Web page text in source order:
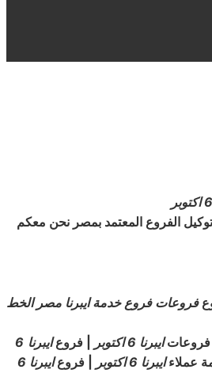
6 اكتوبر
الفروع المعتمد بمصر نحن معكم
فروعات فروع خدمة ايبرنا مصر الخط
فروعات ايبرنا 6 اكتوبر | فروع ايبرنا 6
عملاء ايبرنا 6 اكتوبر | فروع ايبرنا 6